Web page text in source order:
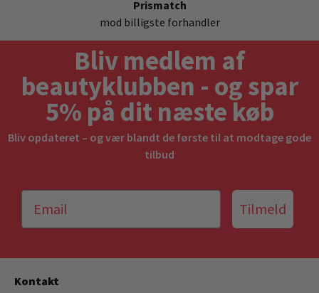
Prismatch
mod billigste forhandler
Bliv medlem af
beautyklubben - og spar
5% på dit næste køb
Bliv opdateret – og vær blandt de første til at modtage gode
tilbud
Tilmeld
Kontakt